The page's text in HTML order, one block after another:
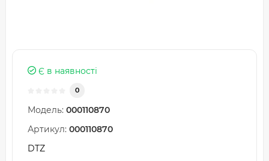
Є в наявності
0
Модель: 000110870
Артикул: 000110870
DTZ